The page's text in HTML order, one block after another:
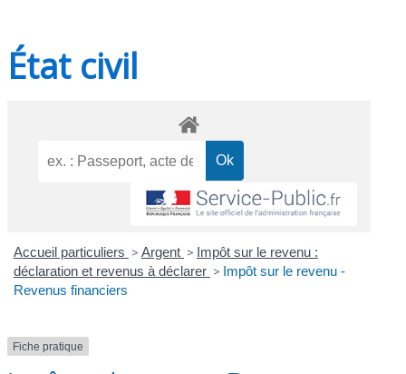
État civil
Accueil particuliers > Argent > Impôt sur le revenu :
déclaration et revenus à déclarer > Impôt sur le revenu -
Revenus financiers
Fiche pratique